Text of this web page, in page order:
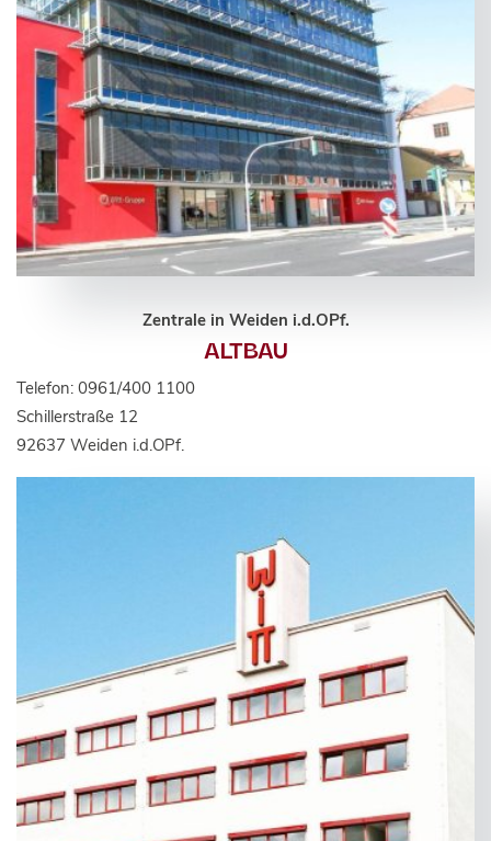
Zentrale in Weiden i.d.OPf.
ALTBAU
Telefon: 0961/400 1100
Schillerstraße 12
92637 Weiden i.d.OPf.